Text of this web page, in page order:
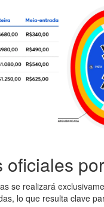
oficiales
se realizará
lo que resulta clave